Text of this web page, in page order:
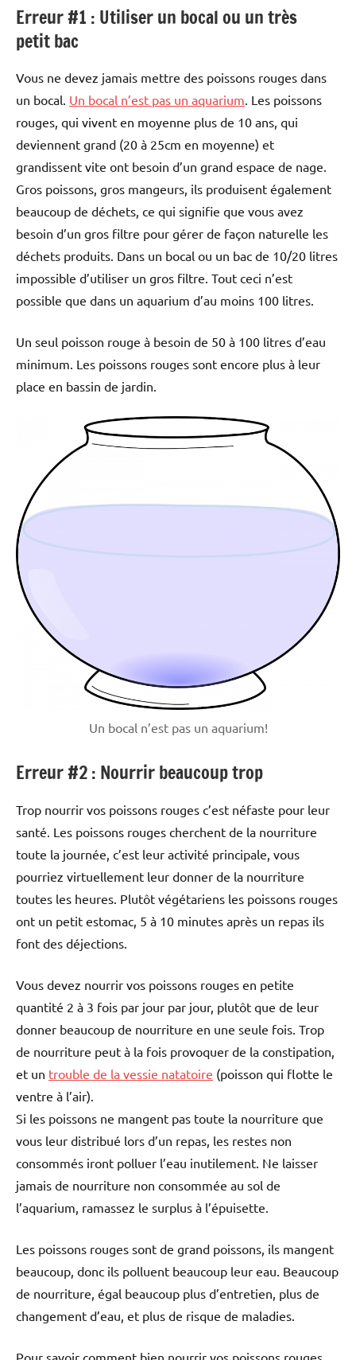
Erreur #1 : Utiliser un bocal ou un très
petit bac
Vous ne devez jamais mettre des poissons rouges dans
un bocal. Un bocal n’est pas un aquarium. Les poissons
rouges, qui vivent en moyenne plus de 10 ans, qui
deviennent grand (20 à 25cm en moyenne) et
grandissent vite ont besoin d’un grand espace de nage.
Gros poissons, gros mangeurs, ils produisent également
beaucoup de déchets, ce qui signifie que vous avez
besoin d’un gros filtre pour gérer de façon naturelle les
déchets produits. Dans un bocal ou un bac de 10/20 litres
impossible d’utiliser un gros filtre. Tout ceci n’est
possible que dans un aquarium d’au moins 100 litres.
Un seul poisson rouge à besoin de 50 à 100 litres d’eau
minimum. Les poissons rouges sont encore plus à leur
place en bassin de jardin.
Un bocal n’est pas un aquarium!
Erreur #2 : Nourrir beaucoup trop
Trop nourrir vos poissons rouges c’est néfaste pour leur
santé. Les poissons rouges cherchent de la nourriture
toute la journée, c’est leur activité principale, vous
pourriez virtuellement leur donner de la nourriture
toutes les heures. Plutôt végétariens les poissons rouges
ont un petit estomac, 5 à 10 minutes après un repas ils
font des déjections.
Vous devez nourrir vos poissons rouges en petite
quantité 2 à 3 fois par jour par jour, plutôt que de leur
donner beaucoup de nourriture en une seule fois. Trop
de nourriture peut à la fois provoquer de la constipation,
et un trouble de la vessie natatoire (poisson qui flotte le
ventre à l’air).
Si les poissons ne mangent pas toute la nourriture que
vous leur distribué lors d’un repas, les restes non
consommés iront polluer l’eau inutilement. Ne laisser
jamais de nourriture non consommée au sol de
l’aquarium, ramassez le surplus à l’épuisette.
Les poissons rouges sont de grand poissons, ils mangent
beaucoup, donc ils polluent beaucoup leur eau. Beaucoup
de nourriture, égal beaucoup plus d’entretien, plus de
changement d’eau, et plus de risque de maladies.
Pour savoir comment bien nourrir vos poissons rouges,